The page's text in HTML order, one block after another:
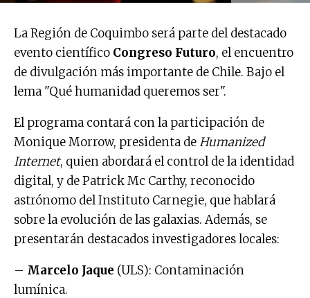
La Región de Coquimbo será parte del destacado
evento científico Congreso Futuro, el encuentro
de divulgación más importante de Chile. Bajo el
lema "Qué humanidad queremos ser".
El programa contará con la participación de
Monique Morrow, presidenta deHumanized
Internet, quien abordará el control de la identidad
digital, y de Patrick Mc Carthy, reconocido
astrónomo del Instituto Carnegie, que hablará
sobre la evolución de las galaxias. Además, se
presentarán destacados investigadores locales:
– Marcelo Jaque (ULS): Contaminación
lumínica.